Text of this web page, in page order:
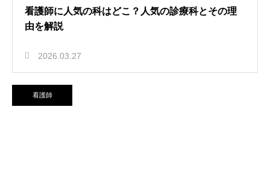
看護師に人気の科はどこ？人気の診療科とその理
由を解説
2026.03.27
看護師